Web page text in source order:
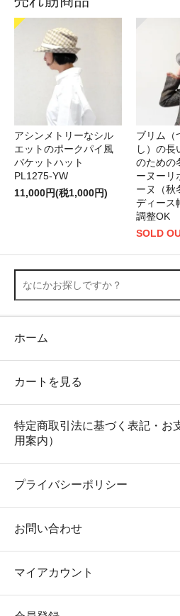
アシンメトリーなシル
エットのポークパイ風
バケットハット
PL1275-YW
11,000円(税1,000円)
ブリム（
し）の長
のための
ーヌーリ
ーヌ（
ディー
調整OK
SOLD
ホーム
カートを見る
特定商取引法に基づく表記・お
用案内）
プライバシーポリシー
お問い合わせ
マイアカウント